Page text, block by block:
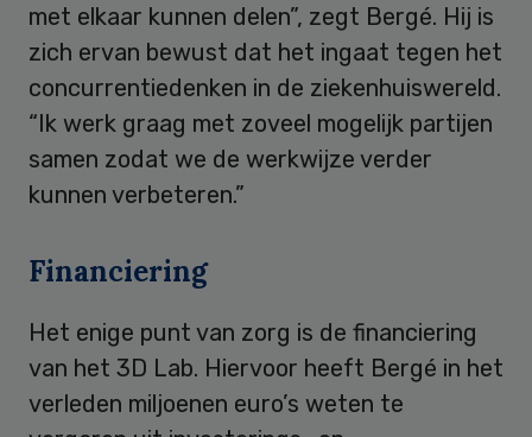
met elkaar kunnen delen”, zegt Bergé. Hij is
zich ervan bewust dat het ingaat tegen het
concurrentiedenken in de ziekenhuiswereld.
“Ik werk graag met zoveel mogelijk partijen
samen zodat we de werkwijze verder
kunnen verbeteren.”
Financiering
Het enige punt van zorg is de financiering
van het 3D Lab. Hiervoor heeft Bergé in het
verleden miljoenen euro’s weten te